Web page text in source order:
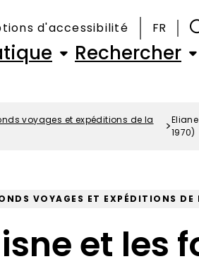
d'accessibilité
FR
Rechercher
voyages et expéditions de la
1970)
VOYAGES ET EXPÉDITIONS DE
et les